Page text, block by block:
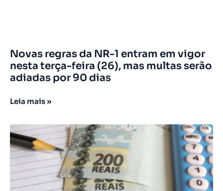
Novas regras da NR-1 entram em vigor
nesta terça-feira (26), mas multas serão
adiadas por 90 dias
Leia mais »